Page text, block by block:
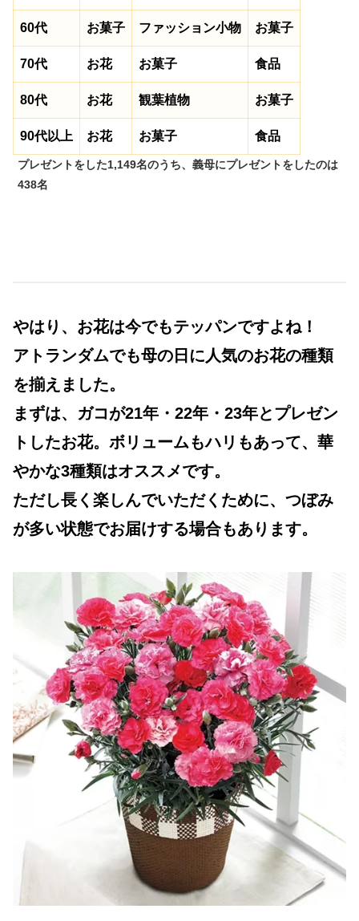
60代 お菓子 ファッション小物 お菓子
70代 お花 お菓子 食品
80代 お花 観葉植物 お菓子
90代以上 お花 お菓子 食品
プレゼントをした1,149名のうち、義母にプレゼントをしたのは
438名
やはり、お花は今でもテッパンですよね！
アトランダムでも母の日に人気のお花の種類
を揃えました。
まずは、ガコが21年・22年・23年とプレゼン
トしたお花。ボリュームもハリもあって、華
やかな3種類はオススメです。
ただし長く楽しんでいただくために、つぼみ
が多い状態でお届けする場合もあります。